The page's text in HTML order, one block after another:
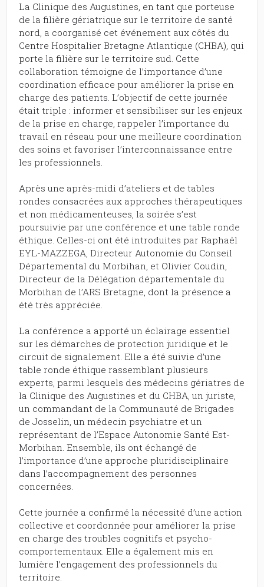
La Clinique des Augustines, en tant que porteuse
de la filière gériatrique sur le territoire de santé
nord, a coorganisé cet événement aux côtés du
Centre Hospitalier Bretagne Atlantique (CHBA), qui
porte la filière sur le territoire sud. Cette
collaboration témoigne de l’importance d’une
coordination efficace pour améliorer la prise en
charge des patients. L’objectif de cette journée
était triple : informer et sensibiliser sur les enjeux
de la prise en charge, rappeler l’importance du
travail en réseau pour une meilleure coordination
des soins et favoriser l’interconnaissance entre
les professionnels.
Après une après-midi d’ateliers et de tables
rondes consacrées aux approches thérapeutiques
et non médicamenteuses, la soirée s’est
poursuivie par une conférence et une table ronde
éthique. Celles-ci ont été introduites par Raphaël
EYL-MAZZEGA, Directeur Autonomie du Conseil
Départemental du Morbihan, et Olivier Coudin,
Directeur de la Délégation départementale du
Morbihan de l’ARS Bretagne, dont la présence a
été très appréciée.
La conférence a apporté un éclairage essentiel
sur les démarches de protection juridique et le
circuit de signalement. Elle a été suivie d’une
table ronde éthique rassemblant plusieurs
experts, parmi lesquels des médecins gériatres de
la Clinique des Augustines et du CHBA, un juriste,
un commandant de la Communauté de Brigades
de Josselin, un médecin psychiatre et un
représentant de l’Espace Autonomie Santé Est-
Morbihan. Ensemble, ils ont échangé de
l’importance d’une approche pluridisciplinaire
dans l’accompagnement des personnes
concernées.
Cette journée a confirmé la nécessité d’une action
collective et coordonnée pour améliorer la prise
en charge des troubles cognitifs et psycho-
comportementaux. Elle a également mis en
lumière l’engagement des professionnels du
territoire.